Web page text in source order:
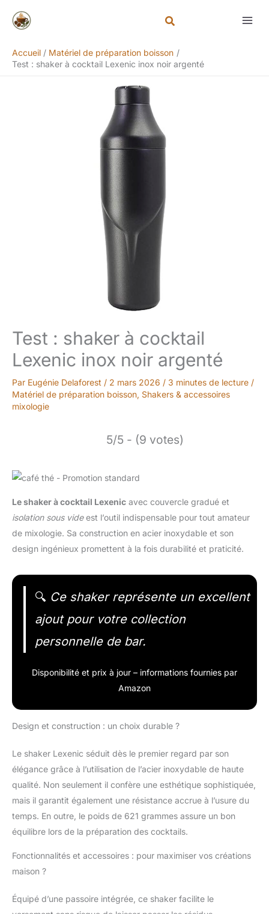
Accueil
Matériel de préparation boisson
Test : shaker à cocktail Lexenic inox noir argenté
Test : shaker à cocktail
Lexenic inox noir argenté
Par Eugénie Delaforest / 2 mars 2026 / 3 minutes de lecture /
Matériel de préparation boisson, Shakers & accessoires
mixologie
5/5 - (9 votes)
Le shaker à cocktail Lexenic avec couvercle gradué et
isolation sous videest l’outil indispensable pour tout amateur
de mixologie. Sa construction en acier inoxydable et son
design ingénieux promettent à la fois durabilité et praticité.
🔍 Ce shaker représente un excellent
ajout pour votre collection
personnelle de bar.
Disponibilité et prix à jour – informations fournies par
Amazon
Design et construction : un choix durable ?
Le shaker Lexenic séduit dès le premier regard par son
élégance grâce à l’utilisation de l’acier inoxydable de haute
qualité. Non seulement il confère une esthétique sophistiquée,
mais il garantit également une résistance accrue à l’usure du
temps. En outre, le poids de 621 grammes assure un bon
équilibre lors de la préparation des cocktails.
Fonctionnalités et accessoires : pour maximiser vos créations
maison ?
Équipé d’une passoire intégrée, ce shaker facilite le